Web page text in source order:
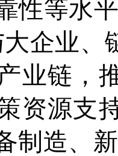
性等水
大企业
业链，
资源支
制造、